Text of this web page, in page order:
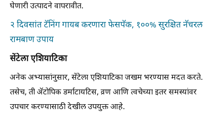
घेणारी उत्पादने वापरावीत.
२ दिवसांत टॅनिंग गायब करणारा फेसपॅक, १००% सुरक्षित नॅचरल
रामबाण उपाय
सेंटेला एशियाटिका
अनेक अभ्यासांनुसार, सेंटेला एशियाटिका जखम भरण्यास मदत करते.
तसेच, ती ॲटोपिक डर्माटायटिस, व्रण आणि त्वचेच्या इतर समस्यांवर
उपचार करण्यासाठी देखील उपयुक्त आहे.